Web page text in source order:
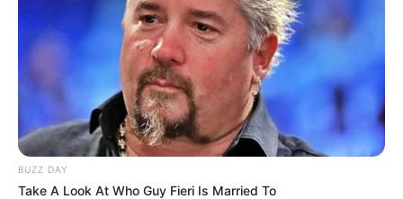
saúde e agentes de combate à endemias. —Foto/Reprodução
Com a estimativa de que o FNS - Fundo Nacional de Saúde irá
repassa recursos para pelo menos
370 mil agentes comunitários
de saúde e agentes de combate à endemias, estima-se que ocorra
um recorde histórico do gênero, ou seja, que ele chegue a
R$896.880.000, quase um bilhão de reais, tomando-se como
referência o valor atual do salário base, no caso, osR$ 2.424.Veja
a matéria completa, aqui!
BUZZ DAY
Take A Look At Who Guy Fieri Is Married To